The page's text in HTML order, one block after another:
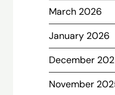
March 2026
January 2026
December
November